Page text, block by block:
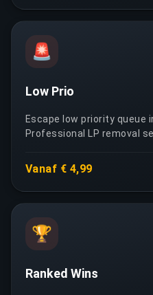
🚨
Low Prio
Escape low priority queue
Professional LP removal
Vanaf € 4,99
🏆
Ranked Wins